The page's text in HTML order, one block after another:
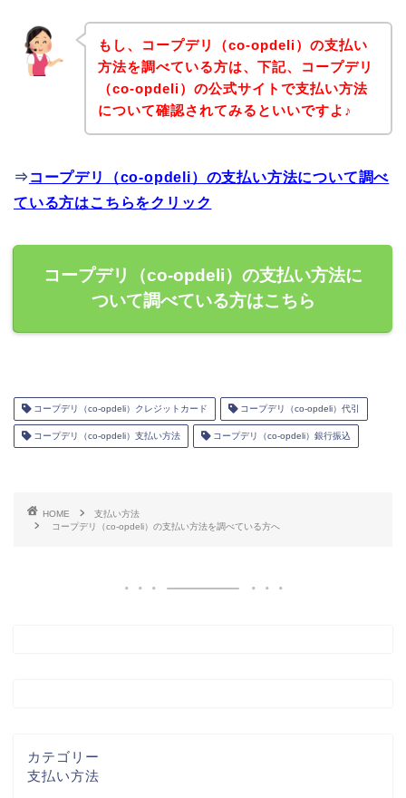
もし、コープデリ（co-opdeli）の支払い
方法を調べている方は、下記、コープデリ
（co-opdeli）の公式サイトで支払い方法
について確認されてみるといいですよ♪
⇒ コープデリ（co-opdeli）の支払い方法について調べ
ている方はこちらをクリック
コープデリ（co-opdeli）の支払い方法に
ついて調べている方はこちら
コープデリ（co-opdeli）クレジットカード コープデリ（co-opdeli）代引
コープデリ（co-opdeli）支払い方法 コープデリ（co-opdeli）銀行振込
HOME
支払い方法
コープデリ（co-opdeli）の支払い方法を調べている方へ
カテゴリー
支払い方法